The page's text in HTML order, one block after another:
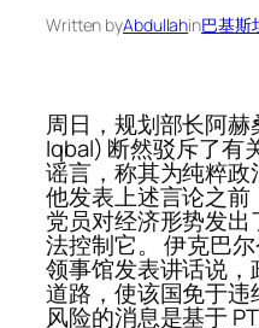
Written byAbdullahin巴基斯
周日，规划部长阿赫
Iqbal) 断然驳斥了有
谣言，称其为纯粹政
他发表上述言论之
党员对经济形势发
法控制它。 伊克巴
领事馆发表讲话说
道路，使该国免于违
风险的消息是基于